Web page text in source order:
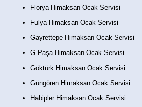
Florya Himaksan Ocak Servisi
Fulya Himaksan Ocak Servisi
Gayrettepe Himaksan Ocak Servisi
G.Paşa Himaksan Ocak Servisi
Göktürk Himaksan Ocak Servisi
Güngören Himaksan Ocak Servisi
Habipler Himaksan Ocak Servisi